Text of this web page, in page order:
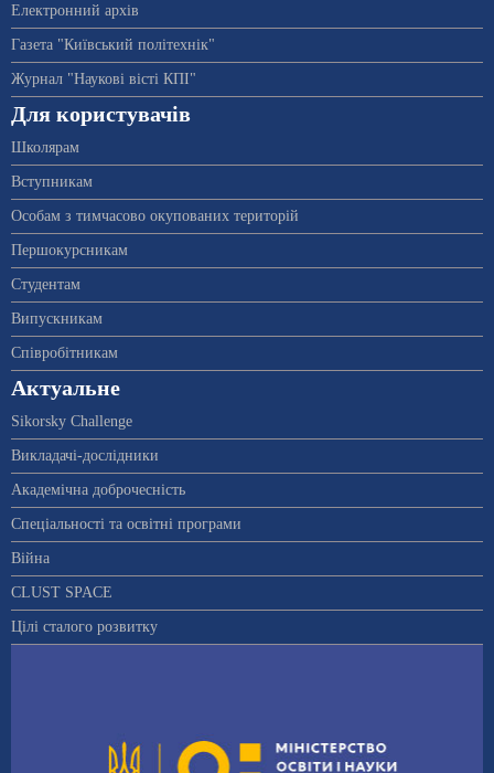
Електронний архів
Газета "Київський політехнік"
Журнал "Наукові вісті КПІ"
Для користувачів
Школярам
Вступникам
Особам з тимчасово окупованих територій
Першокурсникам
Студентам
Випускникам
Співробітникам
Актуальне
Sikorsky Challenge
Викладачі-дослідники
Академічна доброчесність
Спеціальності та освітні програми
Війна
CLUST SPACE
Цілі сталого розвитку